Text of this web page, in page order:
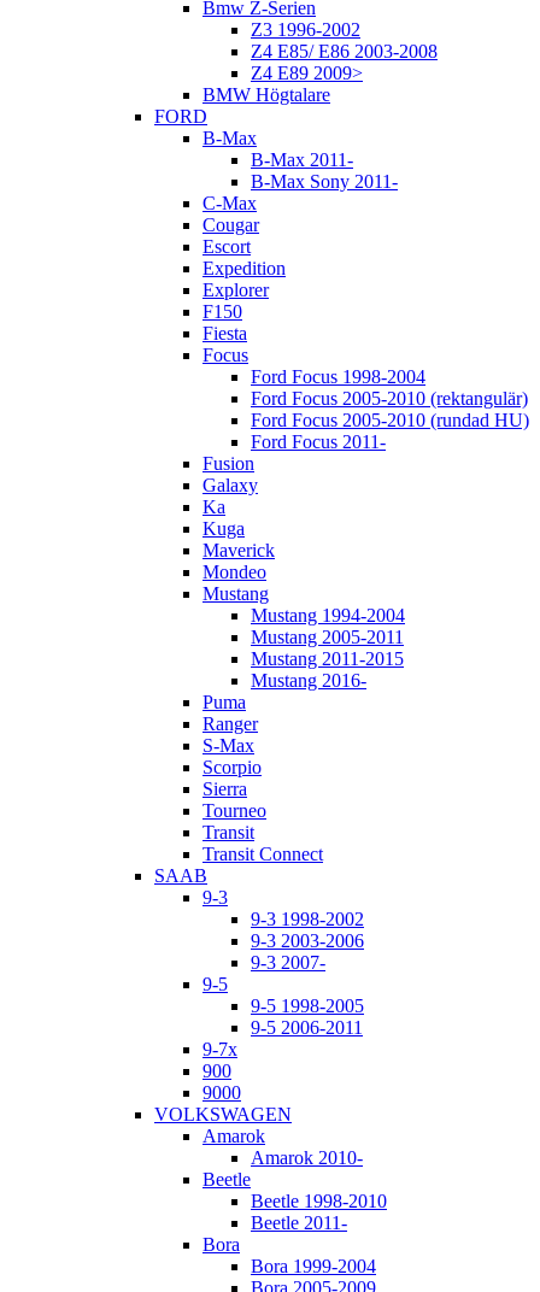
Bmw Z-Serien
Z3 1996-2002
Z4 E85/ E86 2003-2008
Z4 E89 2009>
BMW Högtalare
FORD
B-Max
B-Max 2011-
B-Max Sony 2011-
C-Max
Cougar
Escort
Expedition
Explorer
F150
Fiesta
Focus
Ford Focus 1998-2004
Ford Focus 2005-2010 (rektangulär)
Ford Focus 2005-2010 (rundad HU)
Ford Focus 2011-
Fusion
Galaxy
Ka
Kuga
Maverick
Mondeo
Mustang
Mustang 1994-2004
Mustang 2005-2011
Mustang 2011-2015
Mustang 2016-
Puma
Ranger
S-Max
Scorpio
Sierra
Tourneo
Transit
Transit Connect
SAAB
9-3
9-3 1998-2002
9-3 2003-2006
9-3 2007-
9-5
9-5 1998-2005
9-5 2006-2011
9-7x
900
9000
VOLKSWAGEN
Amarok
Amarok 2010-
Beetle
Beetle 1998-2010
Beetle 2011-
Bora
Bora 1999-2004
Bora 2005-2009